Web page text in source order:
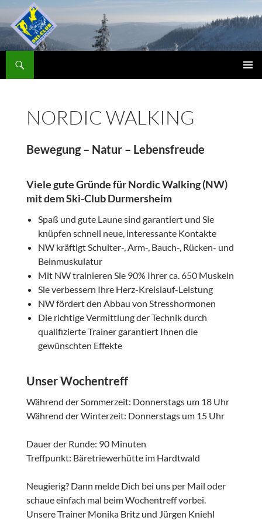
Zum
Inhalt
springen
Skiclub
NORDIC WALKING
Bewegung – Natur – Lebensfreude
Viele gute Gründe für Nordic Walking (NW)
mit dem Ski-Club Durmersheim
Spaß und gute Laune sind garantiert und Sie
knüpfen schnell neue, interessante Kontakte
NW kräftigt Schulter-, Arm-, Bauch-, Rücken- und
Beinmuskulatur
Mit NW trainieren Sie 90% Ihrer ca. 650 Muskeln
Sie verbessern Ihre Herz-Kreislauf-Leistung
NW fördert den Abbau von Stresshormonen
Die richtige Vermittlung der Technik durch
qualifizierte Trainer garantiert Ihnen die
gewünschten Effekte
Unser Wochentreff
Während der Sommerzeit: Donnerstags um 18 Uhr
Während der Winterzeit: Donnerstags um 15 Uhr
Dauer der Runde: 90 Minuten
Treffpunkt: Bäretriewerhütte im Hardtwald
Neugierig? Dann melde Dich bei uns per Mail oder
schaue einfach mal beim Wochentreff vorbei.
Unsere Trainer Monika Britz und Jürgen Kniehl